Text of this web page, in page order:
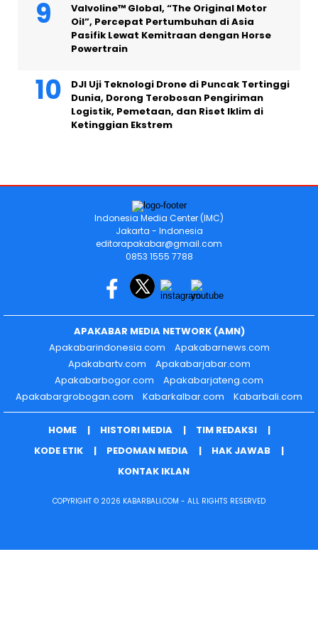
Valvoline™ Global, “The Original Motor
Oil”, Percepat Pertumbuhan di Asia
Pasifik Lewat Kemitraan dengan Horse
Powertrain
DJI Uji Teknologi Drone di Puncak Tertinggi
Dunia, Dorong Terobosan Pengiriman
Logistik, Pemetaan, dan Riset Iklim di
Ketinggian Ekstrem
Indonesia Media Center (IMC)
Jakarta - Indonesia
editorapakabar@gmail.com
0853 1555 7788
APAKABAR MEDIA NETWORK (AMN)
Apakabarindonesia.com
Apakabarnews.com
Apakabartv.com
Apakabarjabar.com
Apakabarbogor.com
Apakabarjateng.com
Apakabargrobogan.com
Kabarkalbar.com Kabarbali.com
HOME HISTORI MEDIA
TIM REDAKSI
KODE ETIK
PEDOMAN MEDIA
HAK JAWAB
KONTAK IKLAN
COPYRIGHT © 2026 KABARBALI.COM - ALL RIGHTS RESERVED